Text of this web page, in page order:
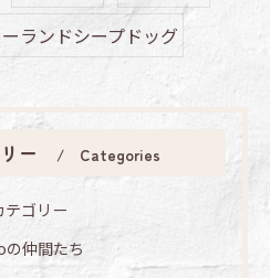
ランドシープドッグ
ー Categories
テゴリー
仲間たち